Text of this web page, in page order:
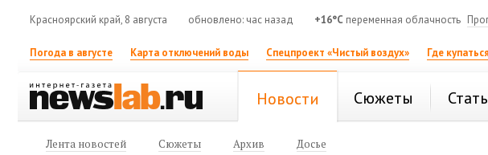
Красноярский край, 8 августа обновлено: час назад +16°C переменная облачность
Погода в августе Карта отключений воды Спецпроект «Чистый воздух» Где
Новости Сюжеты
Лента новостей Сюжеты Архив Досье